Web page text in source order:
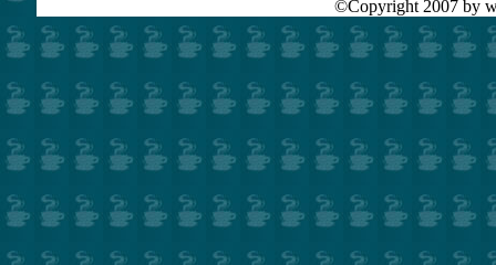
©Copyright 2007 by